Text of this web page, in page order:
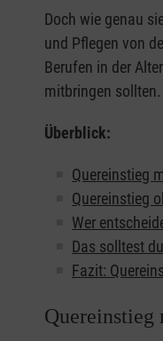
Doch wie genau
und Pflegen von
Berufen in der
mitbringen sollten.
Überblick:
Quereinstieg
Quereinstieg
Wer
Das solltest
Fazit: